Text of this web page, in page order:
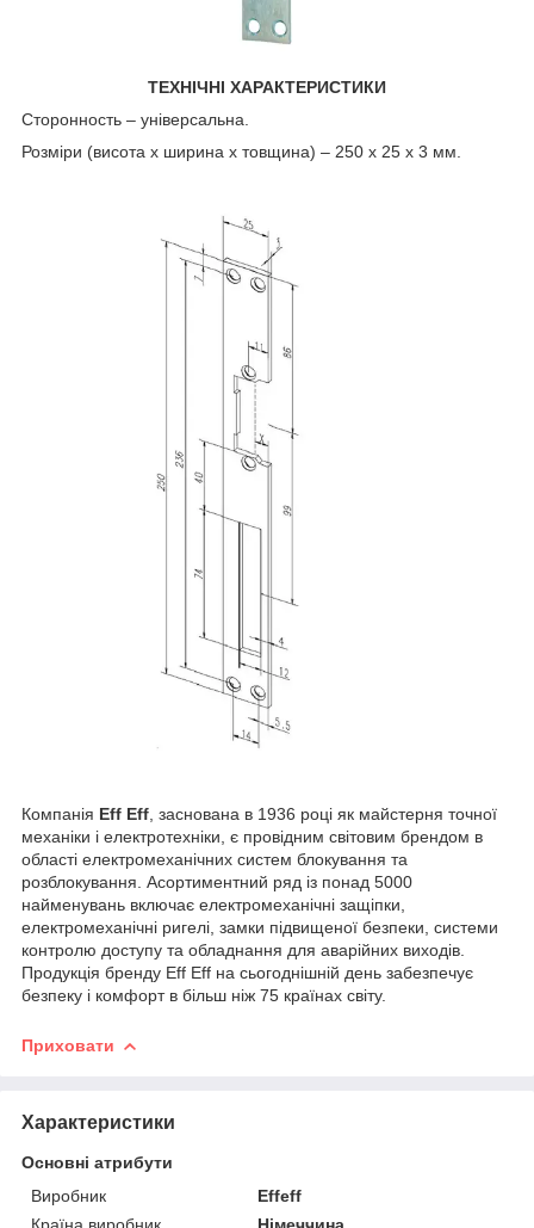
ТЕХНІЧНІ ХАРАКТЕРИСТИКИ
Сторонность – універсальна.
Розміри (висота х ширина х товщина) – 250 х 25 х 3 мм.
Компанія Eff Eff , заснована в 1936 році як майстерня точної
механіки і електротехніки, є провідним світовим брендом в
області електромеханічних систем блокування та
розблокування. Асортиментний ряд із понад 5000
найменувань включає електромеханічні защіпки,
електромеханічні ригелі, замки підвищеної безпеки, системи
контролю доступу та обладнання для аварійних виходів.
Продукція бренду Eff Eff на сьогоднішній день забезпечує
безпеку і комфорт в більш ніж 75 країнах світу.
Приховати
Характеристики
Основні атрибути
Виробник
Effeff
Країна виробник
Німеччина